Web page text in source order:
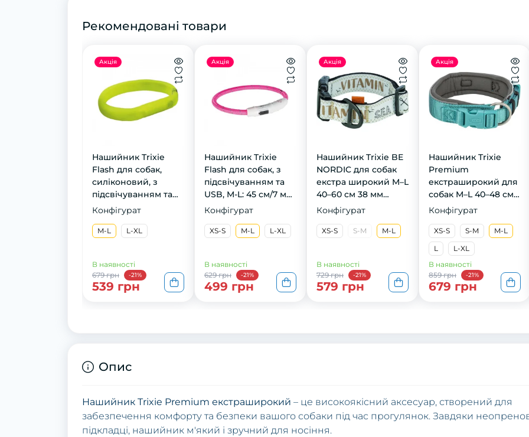
Рекомендовані товари
Акція
Нашийник Trixie
Flash для собак,
силіконовий, з
підсвічуванням та
USB, M-L: 50 cм/18
Конфігурат
M-L L-XL
В наявності
679 грн
-21%
539 грн
Акція
Нашийник Trixie
Flash для собак, з
підсвічуванням та
USB, M-L: 45 cм/7 мм,
рожевий
Конфігурат
XS-S M-L L-XL
В наявності
629 грн
-21%
499 грн
Акція
Нашийник Trixie BE
NORDIC для собак
екстра широкий M–L
40–60 см 38 мм
чорний
Конфігурат
XS-S S-M M-L
В наявності
729 грн
-21%
579 грн
Акція
Нашийник Trixie
Premium
екстраширокий для
собак M–L 40–48 см
40 мм аква-графіт
Конфігурат
XS-S S-M
M-L
L
L-XL
В наявності
859 грн
-21%
679 грн
Опис
Нашийник Trixie Premium екстраширокий – це високоякісний аксесуар, створений для
забезпечення комфорту та безпеки вашого собаки під час прогулянок. Завдяки
підкладці, нашийник м'який і зручний для носіння.